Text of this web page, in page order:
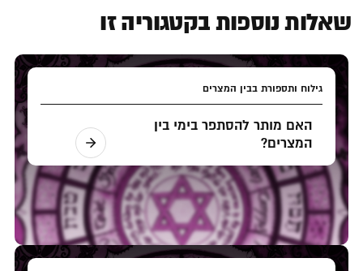
שאלות נוספות בקטגוריה זו
גילוח ותספורת בבין המצרים
האם מותר להסתפר בימי בין
המצרים?